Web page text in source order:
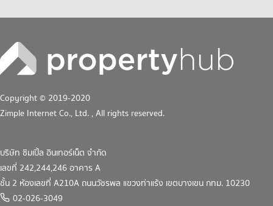
Copyright © 2019-2020
Zimple Internet Co., Ltd. , All rights reserved.
บริษัท ซิมเปิ้ล อินเทอร์เน็ต จำกัด
เลขที่ 242,244,246 อาคาร A
ชั้น 2 ห้องเลขที่ A210A ถนนวัชรพล แขวงท่าแร้ง เขตบางเขน กทม. 10230
02-026-3049